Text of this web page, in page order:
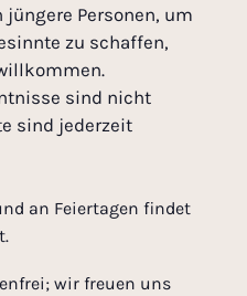
Personen, um
zu schaffen,
sind nicht
sind jederzeit
an Feiertagen findet
wir freuen uns